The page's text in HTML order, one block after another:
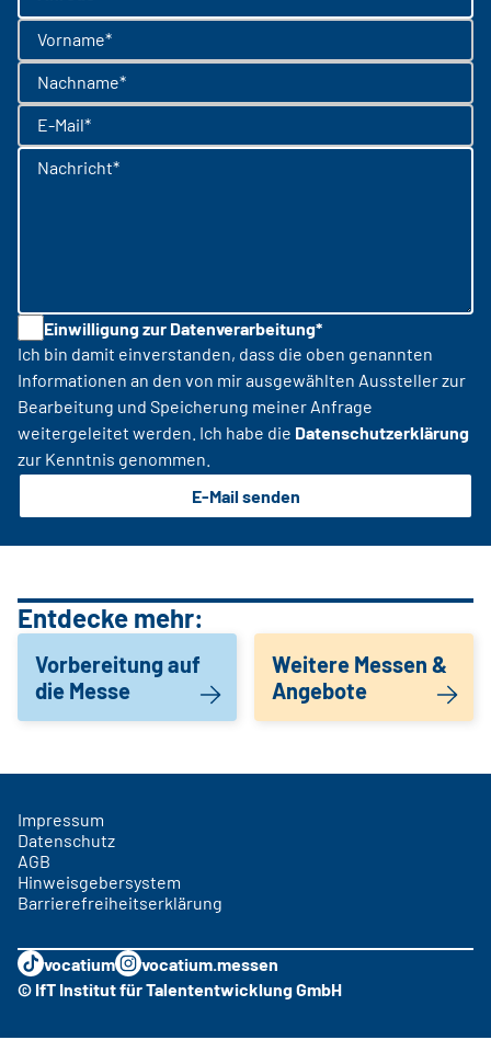
Vorname*
Nachname*
E-Mail*
Nachricht*
Einwilligung zur Datenverarbeitung*
Ich bin damit einverstanden, dass die oben genannten
Informationen an den von mir ausgewählten Aussteller zur
Bearbeitung und Speicherung meiner Anfrage
weitergeleitet werden. Ich habe die Datenschutzerklärung
zur Kenntnis genommen.
E-Mail senden
Entdecke mehr:
Vorbereitung auf
die Messe
Weitere Messen &
Angebote
Impressum
Datenschutz
AGB
Hinweisgebersystem
Barrierefreiheitserklärung
vocatium
vocatium.messen
© IfT Institut für Talententwicklung GmbH